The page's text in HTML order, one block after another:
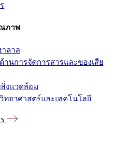
ภาพ
ลาล
านการจัดการสารและของเสีย
งแวดล้อม
ทยาศาสตร์และเทคโนโลยี